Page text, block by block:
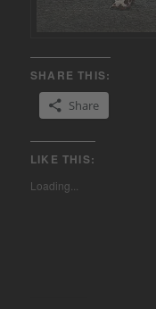
SHARE THIS:
Share
LIKE THIS:
Loading...